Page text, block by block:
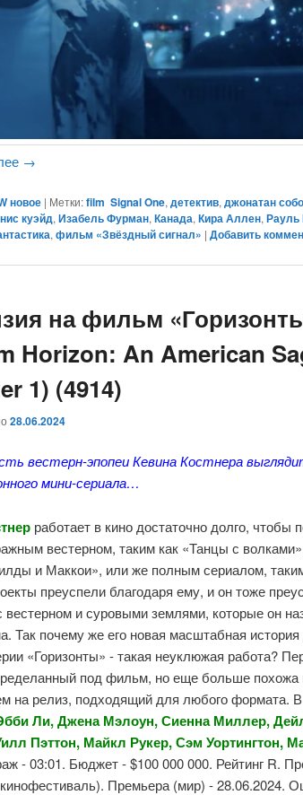
→
новое | Метки: film Signal One,детектив,джонатан
куэйд,Изабель Фурман,Канада,Кира Аллен,
,фильм «Звёздный сигнал» |Добавить
на фильм
Horizon: An American
1) (4914)
28.06.2024
вестерн-эпопеи Кевина Костнера
мини-сериала…
работает в кино достаточно долго, чтобы
вестерном, таким как «Танцы с
и Маккои», или же полным сериалом,
преуспели благодаря ему, и он тоже
вестерном и суровыми землями, которые он
Так почему же его новая масштабная
«Горизонты» - такая неуклюжая работа?
под фильм, но еще больше
на релиз, подходящий для любого формата.
Ли, Джена Мэлоун, Сиенна Миллер,
Пэттон, Майкл Рукер, Сэм Уортингтон,
- 03:01. Бюджет - $100 000 000. Рейтинг R.
Премьера (мир) - 28.06.2024.